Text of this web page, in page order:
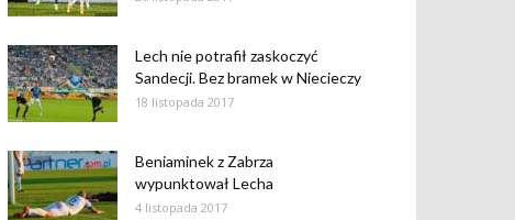
Lech nie potrafił zaskoczyć
Sandecji. Bez bramek w Niecieczy
18 listopada 2017
Beniaminek z Zabrza
wypunktował Lecha
4 listopada 2017